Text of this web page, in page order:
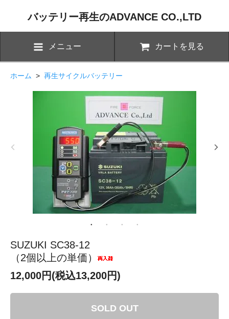
バッテリー再生のADVANCE CO.,LTD
メニュー カートを見る
ホーム > 再生サイクルバッテリー
SUZUKI SC38-12
（2個以上の単価）
12,000円(税込13,200円)
SOLD OUT